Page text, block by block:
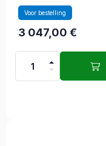
Voor bestelling
3 047,00 €